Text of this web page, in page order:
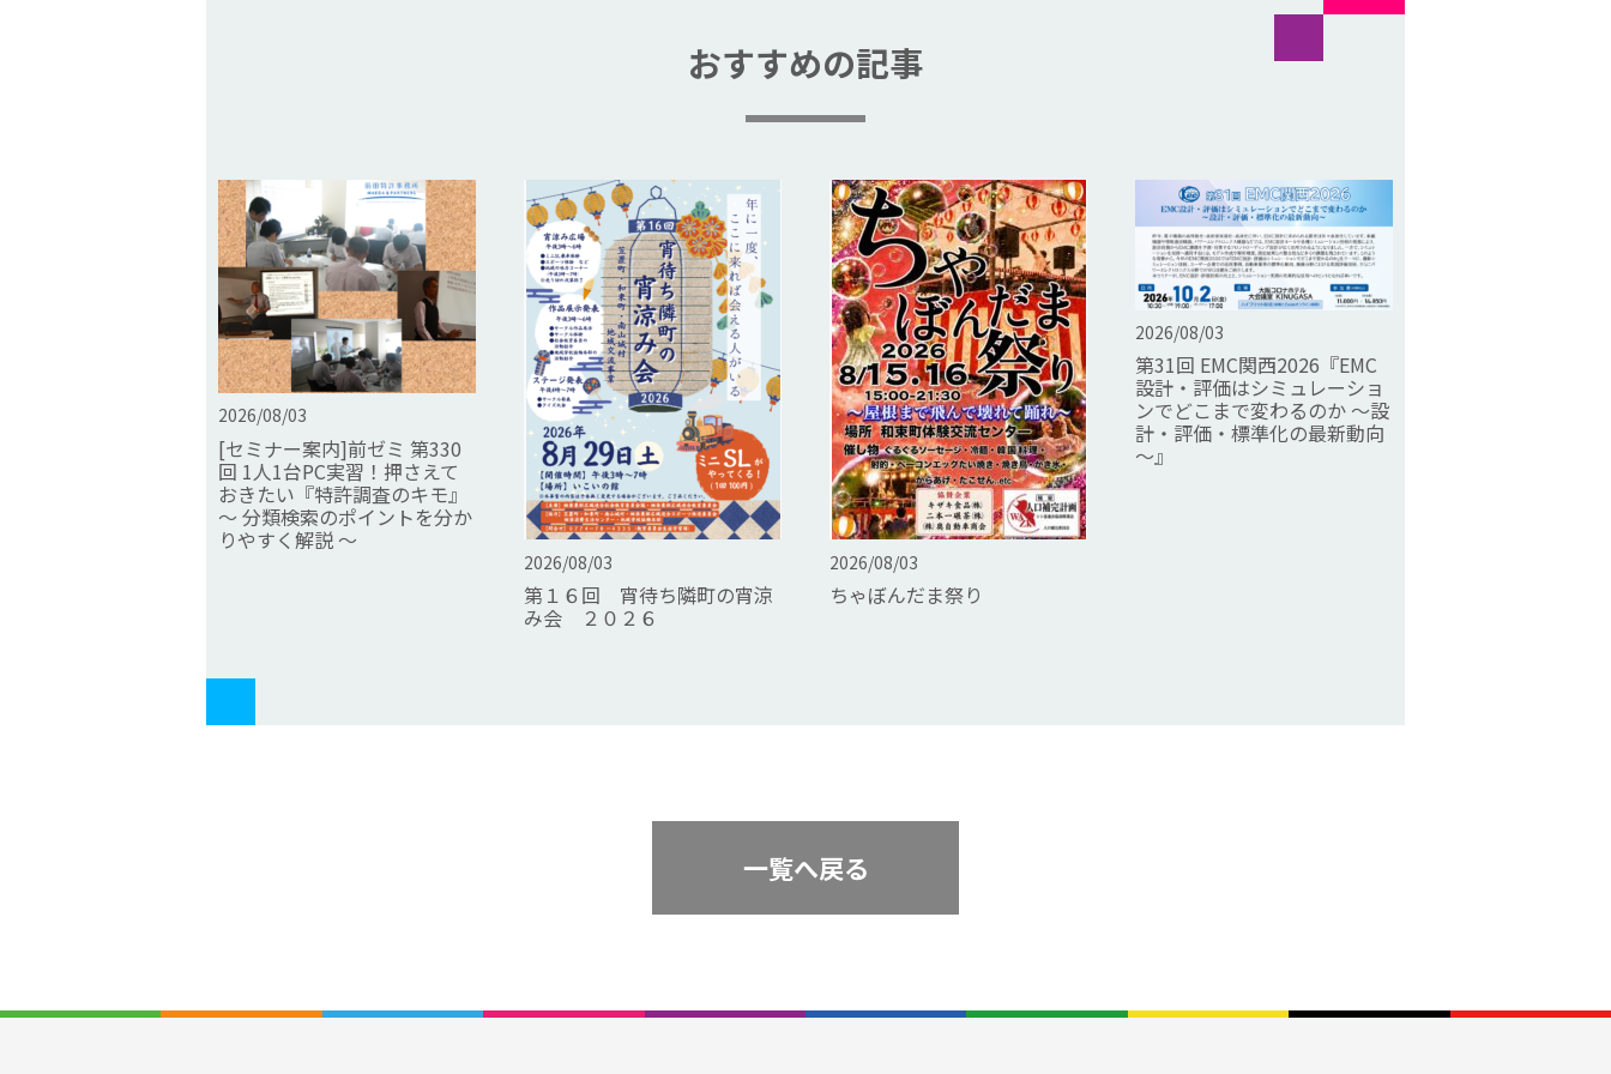
おすすめの記事
2026/08/03
[セミナー案内]前ゼミ 第330
回 1人1台PC実習！押さえて
おきたい『特許調査のキモ』
～ 分類検索のポイントを分か
りやすく解説 ～
2026/08/03
第１６回 宵待ち隣町の宵涼
み会 ２０２６
2026/08/03
ちゃぼんだま祭り
2026/08/03
第31回 EMC関西2026『EMC
設計・評価はシミュレーショ
ンでどこまで変わるのか ～設
計・評価・標準化の最新動向
～』
一覧へ戻る